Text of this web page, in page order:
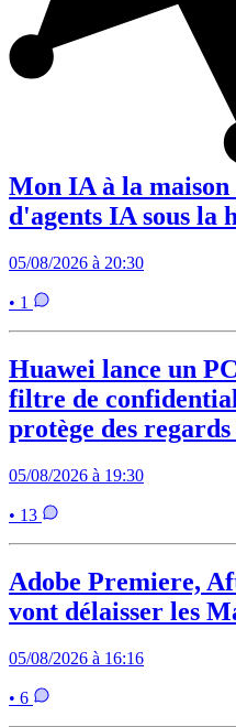
Mon IA à la
d'agents IA sous la
05/08/2026 à 20:30
• 1
Huawei lance un
filtre de
protège des
05/08/2026 à 19:30
• 13
Adobe Premiere,
vont délaisser les
05/08/2026 à 16:16
• 6